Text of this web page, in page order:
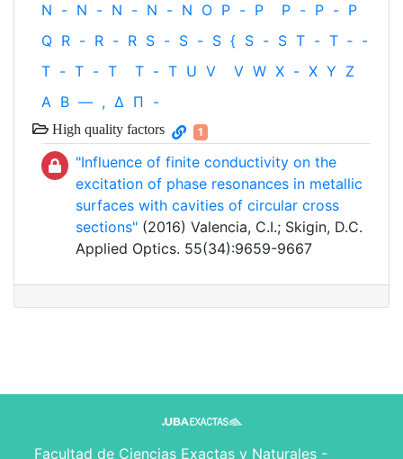
N - N - N - N - N O P - P P - P - P
Q R - R - R S - S - S { S - S T - T ‐ -
T - T - T T - T U V V W X - X Y Z
Α Β — , Δ Π -
High quality factors 1
"Influence of finite conductivity on the
excitation of phase resonances in metallic
surfaces with cavities of circular cross
sections" (2016) Valencia, C.I.; Skigin, D.C.
Applied Optics. 55(34):9659-9667
Facultad de Ciencias Exactas y Naturales -